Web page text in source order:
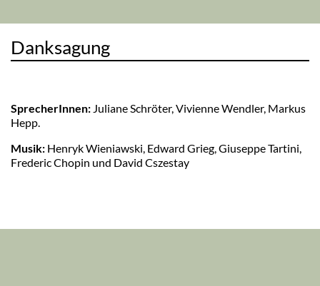
Danksagung
SprecherInnen: Juliane Schröter, Vivienne Wendler, Markus
Hepp.
Musik: Henryk Wieniawski, Edward Grieg, Giuseppe Tartini,
Frederic Chopin und David Cszestay